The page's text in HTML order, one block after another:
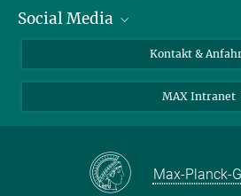
Journalist*innen
Bewerbende
Schüler*innen und Lehrkräfte
Social Media
Instagram
LinkedIn
Facebook
Kontakt &
MAX Intranet
Max-Planck-